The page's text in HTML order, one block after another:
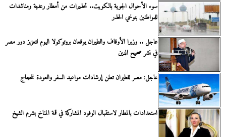
سوء الأحوال الجوية بالكويت.. تحذيرات من أمطار رعدية ومناشدات
للمواطنين بتوخي الحذر
عاجل .. وزيرا الأوقاف والطيران يوقعان بروتوكولا اليوم لتعزيز دور مصر
في نشر صحيح الدين
عاجل: مصر للطيران تعلن إرشادات مواعيد السفر والعودة للحجاج
استعدادات بالمطار لاستقبال الوفود المشاركة في قمة المناخ بشرم الشيخ